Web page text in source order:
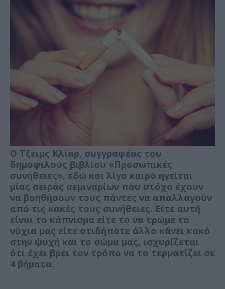
Ο Τζέιμς Κλίαρ, συγγραφέας του
δημοφιλούς βιβλίου «Προσωπικές
συνήθειες», εδώ και λίγο καιρό ηγείται
μίας σειράς σεμιναρίων που στόχο έχουν
να βοηθήσουν τους πάντες να απαλλαγούν
από τις κακές τους συνήθειες. Είτε αυτή
είναι το κάπνισμα είτε το να τρώμε τα
νύχια μας είτε οτιδήποτε άλλο κάνει κακό
στην ψυχή και το σώμα μας, ισχυρίζεται
ότι έχει βρει τον τρόπο να το τερματίζει σε
4 βήματα.